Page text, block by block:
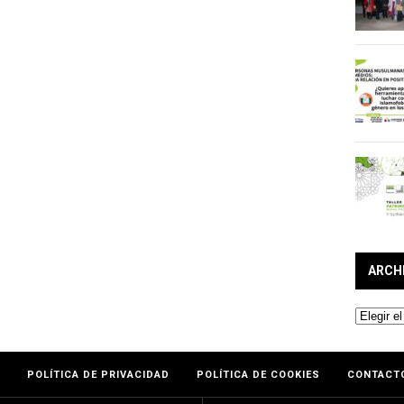
Archivos
POLÍTICA DE PRIVACIDAD POLÍTICA DE COOKIES